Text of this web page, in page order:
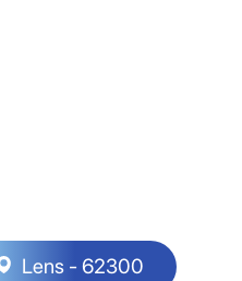
Lens - 62300